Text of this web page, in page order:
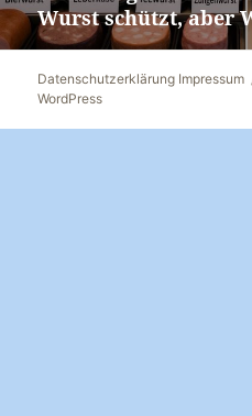
Beitrag:
Wurst schützt, aber
Datenschutzerklärung Impressum
WordPress